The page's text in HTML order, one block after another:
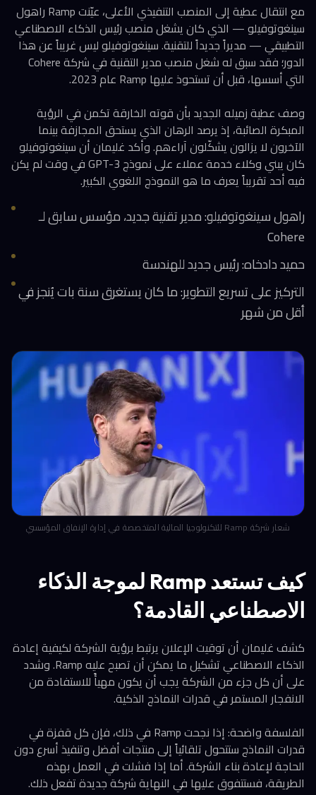
مع انتقال عطية إلى المنصب التنفيذي الأعلى، عيّنت Ramp راهول
سينغوتوفيلو — الذي كان يشغل منصب رئيس الذكاء الاصطناعي
التطبيقي — مديراً جديداً للتقنية. سينغوتوفيلو ليس غريباً عن هذا
الدور؛ فقد سبق له شغل منصب مدير التقنية في شركة Cohere
التي أسسها، قبل أن تستحوذ عليها Ramp عام 2023.
وصف عطية زميله الجديد بأن قوته الخارقة تكمن في الرؤية
المبكرة الصائبة، إذ يرصد الرهان الذي يستحق المجازفة بينما
الآخرون لا يزالون يشكّلون آراءهم. وأكد غليمان أن سينغوتوفيلو
كان يبني وكلاء خدمة عملاء على نموذج GPT-3 في وقت لم يكن
فيه أحد تقريباً يعرف ما هو النموذج اللغوي الكبير.
راهول سينغوتوفيلو: مدير تقنية جديد، مؤسس سابق لـ
Cohere
حميد دادخاه: رئيس جديد للهندسة
التركيز على تسريع التطوير: ما كان يستغرق سنة بات يُنجز في
أقل من شهر
شعار شركة Ramp للتكنولوجيا المالية المتخصصة في إدارة الإنفاق المؤسسي
كيف تستعد Ramp لموجة الذكاء
الاصطناعي القادمة؟
كشف غليمان أن توقيت الإعلان يرتبط برؤية الشركة لكيفية إعادة
الذكاء الاصطناعي تشكيل ما يمكن أن تصبح عليه Ramp. وشدد
على أن كل جزء من الشركة يجب أن يكون مهيأً للاستفادة من
الانفجار المستمر في قدرات النماذج الذكية.
الفلسفة واضحة: إذا نجحت Ramp في ذلك، فإن كل قفزة في
قدرات النماذج ستتحول تلقائياً إلى منتجات أفضل وتنفيذ أسرع دون
الحاجة لإعادة بناء الشركة. أما إذا فشلت في العمل بهذه
الطريقة، فستتفوق عليها في النهاية شركة جديدة تفعل ذلك.